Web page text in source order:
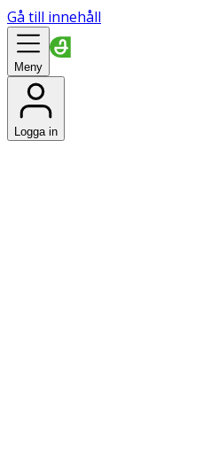
Gå till innehåll
Meny
Logga in